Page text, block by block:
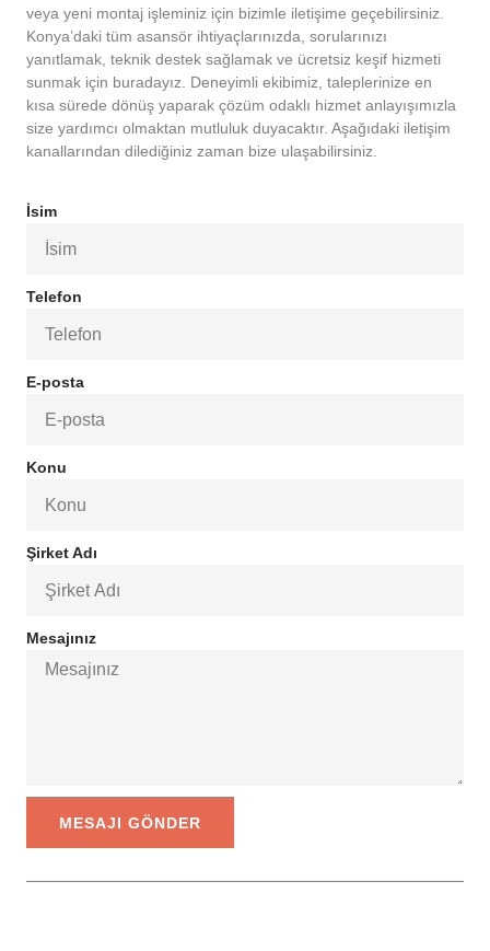
veya yeni montaj işleminiz için bizimle iletişime geçebilirsiniz.
Konya’daki tüm asansör ihtiyaçlarınızda, sorularınızı
yanıtlamak, teknik destek sağlamak ve ücretsiz keşif hizmeti
sunmak için buradayız. Deneyimli ekibimiz, taleplerinize en
kısa sürede dönüş yaparak çözüm odaklı hizmet anlayışımızla
size yardımcı olmaktan mutluluk duyacaktır. Aşağıdaki iletişim
kanallarından dilediğiniz zaman bize ulaşabilirsiniz.
İsim
Telefon
E-posta
Konu
Şirket Adı
Mesajınız
MESAJI GÖNDER